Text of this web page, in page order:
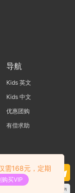
导航
Kids 英文
Kids 中文
优惠团购
有偿求助
需168元，定期
购买VIP